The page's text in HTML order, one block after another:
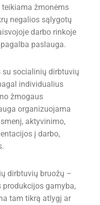
žmonėms
negalios sąlygotų
darbo rinkoje
paslauga.
su socialinių dirbtuvių
individualius
žmogaus
organizuojama
aktyvinimo,
į darbo,
dirbtuvių bruožų –
produkcijos gamyba,
tam tikrą atlygį ar